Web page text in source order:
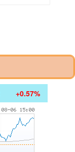
+0.57%